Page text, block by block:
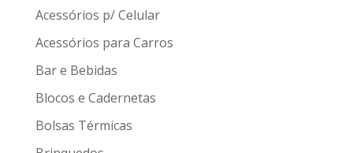
Acessórios p/ Celular
Acessórios para Carros
Bar e Bebidas
Blocos e Cadernetas
Bolsas Térmicas